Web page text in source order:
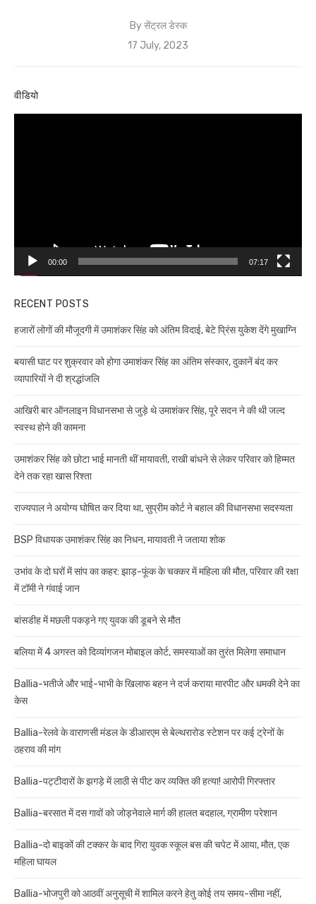
Byसेंट्रल डेस्क
Posted
17 July, 2023
वीडियो
00:00 07:17
RECENT POSTS
हजारों लोगों की मौजूदगी में उमाशंकर सिंह को अंतिम विदाई, बेटे प्रिंस युकेश देंगे मुखाग्नि
बयासी घाट पर शुक्रवार को होगा उमाशंकर सिंह का अंतिम संस्कार, दुकानें बंद कर
व्यापारियों ने दी श्रद्धांजलि
आखिरी बार ऑनलाइन विधानसभा से जुड़े थे उमाशंकर सिंह, पूरे सदन ने की थी जल्द
स्वस्थ होने की कामना
उमाशंकर सिंह को छोटा भाई मानती थीं मायावती, राखी बांधने से लेकर परिवार को हिम्मत
देने तक रहा खास रिश्ता
राज्यपाल ने अयोग्य घोषित कर दिया था, सुप्रीम कोर्ट ने बहाल की विधानसभा सदस्यता
BSP विधायक उमाशंकर सिंह का निधन, मायावती ने जताया शोक
उभांव के दो घरों में सांप का कहर: झाड़-फूंक के चक्कर में महिला की मौत, परिवार की रक्षा
में टॉमी ने गंवाई जान
बांसडीह में मछली पकड़ने गए युवक की डूबने से मौत
बलिया में 4 अगस्त को दिव्यांगजन मोबाइल कोर्ट, समस्याओं का तुरंत मिलेगा समाधान
Ballia-भतीजे और भाई-भाभी के खिलाफ बहन ने दर्ज कराया मारपीट और धमकी देने का
केस
Ballia-रेलवे के वाराणसी मंडल के डीआरएम से बेल्थरारोड स्टेशन पर कई ट्रेनों के
ठहराव की मांग
Ballia-पट्टीदारों के झगड़े में लाठी से पीट कर व्यक्ति की हत्या! आरोपी गिरफ्तार
Ballia-बरसात में दस गावों को जोड़नेवाले मार्ग की हालत बदहाल, ग्रामीण परेशान
Ballia-दो बाइकों की टक्कर के बाद गिरा युवक स्कूल बस की चपेट में आया, मौत, एक
महिला घायल
Ballia-भोजपुरी को आठवीं अनुसूची में शामिल करने हेतु कोई तय समय-सीमा नहीं,